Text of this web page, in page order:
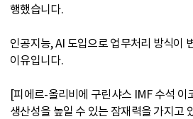
행했습니다.
인공지능, AI 도입으로 업무처리 방식이
이유입니다.
[피에르-올리비에 구린샤스 IMF 수석 이
생산성을 높일 수 있는 잠재력을 가지고